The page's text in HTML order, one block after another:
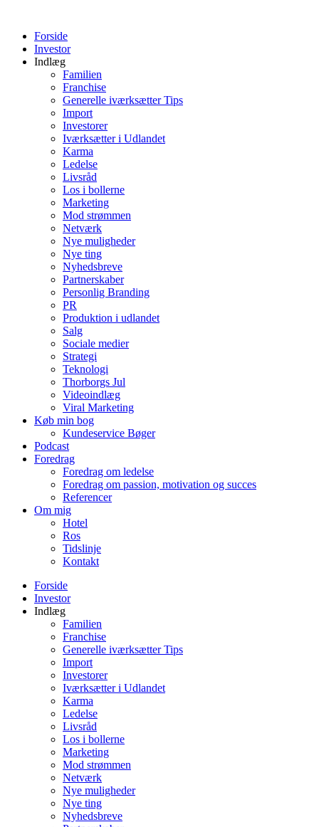
indholdForside
Investor
Indlæg
Familien
Franchise
Generelle iværksætter Tips
Import
Investorer
Iværksætter i Udlandet
Karma
Ledelse
Livsråd
Los i bollerne
Marketing
Mod strømmen
Netværk
Nye muligheder
Nye ting
Nyhedsbreve
Partnerskaber
Personlig Branding
PR
Produktion i udlandet
Salg
Sociale medier
Strategi
Teknologi
Thorborgs Jul
Videoindlæg
Viral Marketing
Køb min bog
Kundeservice Bøger
Podcast
Foredrag
Foredrag om ledelse
Foredrag om passion, motivation og succes
Referencer
Om mig
Hotel
Ros
Tidslinje
Kontakt
Forside
Investor
Indlæg
Familien
Franchise
Generelle iværksætter Tips
Import
Investorer
Iværksætter i Udlandet
Karma
Ledelse
Livsråd
Los i bollerne
Marketing
Mod strømmen
Netværk
Nye muligheder
Nye ting
Nyhedsbreve